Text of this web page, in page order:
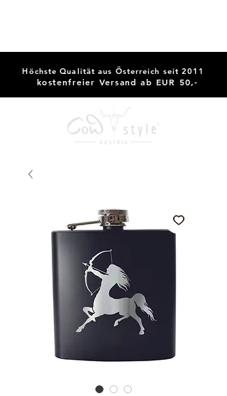
Höchste Qualität aus Österreich seit 2011
kostenfreier Versand ab EUR 50,-